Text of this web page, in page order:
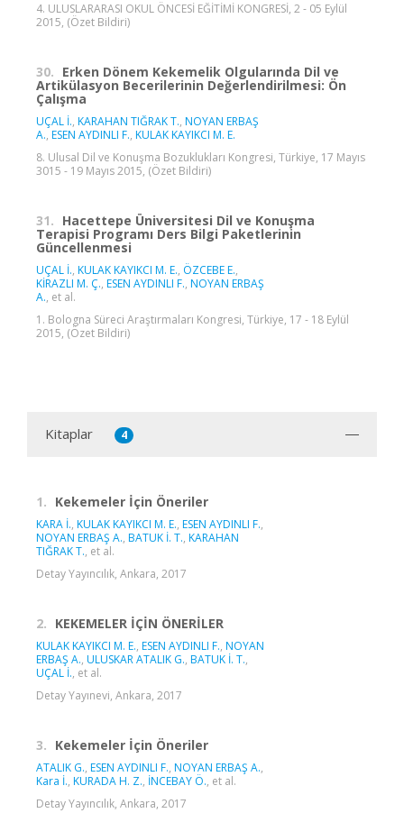
4. ULUSLARARASI OKUL ÖNCESİ EĞİTİMİ KONGRESİ, 2 - 05 Eylül
2015, (Özet Bildiri)
30. Erken Dönem Kekemelik Olgularında Dil ve
Artikülasyon Becerilerinin Değerlendirilmesi: Ön
Çalışma
UÇAL İ., KARAHAN TIĞRAK T., NOYAN ERBAŞ
A., ESEN AYDINLI F., KULAK KAYIKCI M. E.
8. Ulusal Dil ve Konuşma Bozuklukları Kongresi, Türkiye, 17 Mayıs
3015 - 19 Mayıs 2015, (Özet Bildiri)
31. Hacettepe Üniversitesi Dil ve Konuşma
Terapisi Programı Ders Bilgi Paketlerinin
Güncellenmesi
UÇAL İ., KULAK KAYIKCI M. E., ÖZCEBE E.,
KİRAZLI M. Ç., ESEN AYDINLI F., NOYAN ERBAŞ
A., et al.
1. Bologna Süreci Araştırmaları Kongresi, Türkiye, 17 - 18 Eylül
2015, (Özet Bildiri)
Kitaplar 4
1. Kekemeler İçin Öneriler
KARA İ., KULAK KAYIKCI M. E., ESEN AYDINLI F.,
NOYAN ERBAŞ A., BATUK İ. T., KARAHAN
TIĞRAK T., et al.
Detay Yayıncılık, Ankara, 2017
2. KEKEMELER İÇİN ÖNERİLER
KULAK KAYIKCI M. E., ESEN AYDINLI F., NOYAN
ERBAŞ A., ULUSKAR ATALIK G., BATUK İ. T.,
UÇAL İ., et al.
Detay Yayınevi, Ankara, 2017
3. Kekemeler İçin Öneriler
ATALIK G., ESEN AYDINLI F., NOYAN ERBAŞ A.,
Kara İ., KURADA H. Z., İNCEBAY Ö., et al.
Detay Yayıncılık, Ankara, 2017